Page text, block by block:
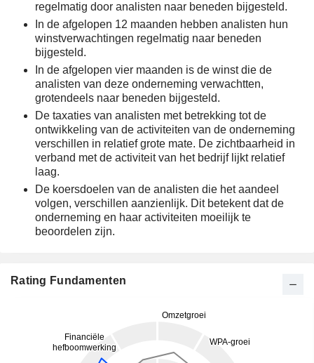
regelmatig door analisten naar beneden bijgesteld.
In de afgelopen 12 maanden hebben analisten hun
winstverwachtingen regelmatig naar beneden
bijgesteld.
In de afgelopen vier maanden is de winst die de
analisten van deze onderneming verwachtten,
grotendeels naar beneden bijgesteld.
De taxaties van analisten met betrekking tot de
ontwikkeling van de activiteiten van de onderneming
verschillen in relatief grote mate. De zichtbaarheid in
verband met de activiteit van het bedrijf lijkt relatief
laag.
De koersdoelen van de analisten die het aandeel
volgen, verschillen aanzienlijk. Dit betekent dat de
onderneming en haar activiteiten moeilijk te
beoordelen zijn.
Rating Fundamenten